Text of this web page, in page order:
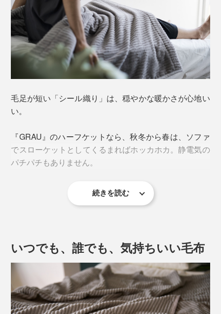
で、毛布丸ごと天然素材。
しかも、前年より20％以上も軽量化して、いっそう軽い
かけ心地です。
「シール織」について詳しくはこちら >>
毛足が短い「シール織り」は、穏やかな暖かさが心地い
い。
『GRAU』のハーフケットなら、秋冬から春は、ソファ
でスローケットとしてくるまればホッカホカ。静電気の
パチパチもありません。
夏は、これ1枚で。朝晩の冷えやエアコン冷えを感じる
毛足が短い『GRAU』は、軽く感じるから、羽織り代わ
りにもおすすめです。体が冷えている寝起きは、
『GRAU』を羽織ったまま、キッチンでコーヒーを淹れ
たり、軽く体を動かしたり。
続きを読む
いつでも、誰でも、気持ちいい毛布